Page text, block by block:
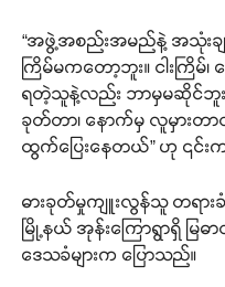
“အဖွဲ့အစည်းအမည်နဲ့ အသုံးခ
ကြိမ်မကတော့ဘူး။ ငါးကြိမ်
ရတဲ့သူနဲ့လည်း ဘာမှမဆိုင်ဘူး၊
ခုတ်တာ၊ နောက်မှ လူမှား
ထွက်ပြေးနေတယ်” ဟု ၎င်း
ဓားခုတ်မှုကျူးလွန်သူ တရား
မြို့နယ် အုန်းကြောရွာရှိ မြ
ဒေသခံများက ပြောသည်။